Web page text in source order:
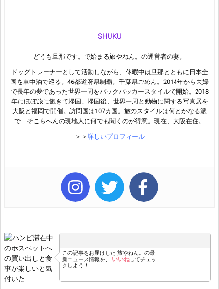
SHUKU
どうも旦那です。で始まる旅やねん。の運営者の妻。
ドッグトレーナーとして活動しながら、休暇中は旦那とともに日本全
国を車中泊で巡る。46都道府県制覇。千葉県ごめん。2014年から夫婦
で長年の夢であった世界一周をバックパッカースタイルで開始。2018
年にほぼ旅に飽きて帰国。帰国後、世界一周と動物に関する写真展を
大阪と福岡で開催。訪問国は107カ国。旅のスタイルは何とかなる派
で、そこらへんの現地人に何でも聞くのが得意。現在、大阪在住。
＞＞ 詳しいプロフィール
この記事をお届けした 旅やねん。の最
新ニュース情報を、
いいねしてチェッ
クしよう！